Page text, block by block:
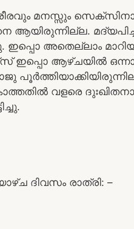
മനസ്സും
ഇപ്പൊ അതെല്ലാം
ഇപ്പൊ ആഴ്ചയിൽ
വളരെ
ദിവസം രാത്രി: –